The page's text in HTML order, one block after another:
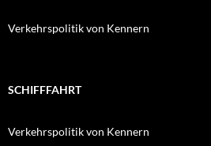
Verkehrspolitik von Kennern
SCHIFFFAHRT
Verkehrspolitik von Kennern